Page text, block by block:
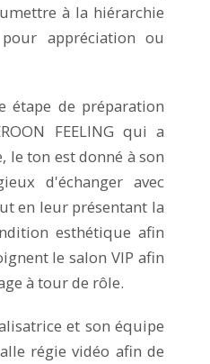
à la hiérarchie
appréciation ou
étape de préparation
FEELING qui a
le ton est donné à son
d'échanger avec
en leur présentant la
esthétique afin
le salon VIP afin
à tour de rôle.
et son équipe
régie vidéo afin de